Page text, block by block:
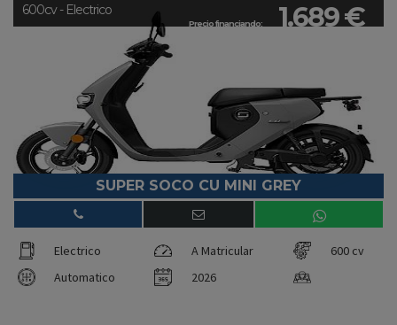
Precio financiando: 1.689 €
600cv - Electrico
SUPER SOCO CU MINI GREY
Electrico A Matricular
600 cv
Automatico
2026